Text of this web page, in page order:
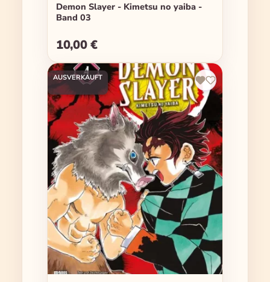
Demon Slayer - Kimetsu no yaiba -
Band 03
Regulärer Preis:
10,00 €
AUSVERKAUFT